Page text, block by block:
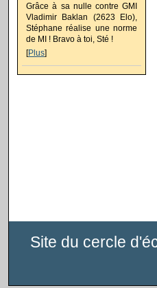
Grâce à sa nulle contre GMI
Vladimir Baklan (2623 Elo),
Stéphane réalise une norme
de MI ! Bravo à toi, Sté !
[Plus]
Site du cercle